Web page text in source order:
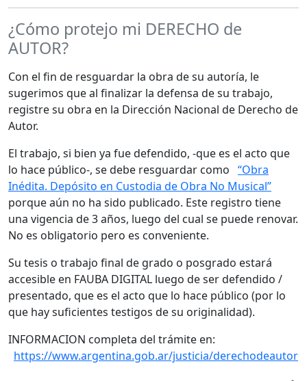
¿Cómo protejo mi DERECHO de
AUTOR?
Con el fin de resguardar la obra de su autoría, le
sugerimos que al finalizar la defensa de su trabajo,
registre su obra en la Dirección Nacional de Derecho de
Autor.
El trabajo, si bien ya fue defendido, -que es el acto que
lo hace público-, se debe resguardar como “Obra
Inédita. Depósito en Custodia de Obra No Musical”
porque aún no ha sido publicado. Este registro tiene
una vigencia de 3 años, luego del cual se puede renovar.
No es obligatorio pero es conveniente.
Su tesis o trabajo final de grado o posgrado estará
accesible en FAUBA DIGITAL luego de ser defendido /
presentado, que es el acto que lo hace público (por lo
que hay suficientes testigos de su originalidad).
INFORMACION completa del trámite en:
https://www.argentina.gob.ar/justicia/derechodeautor